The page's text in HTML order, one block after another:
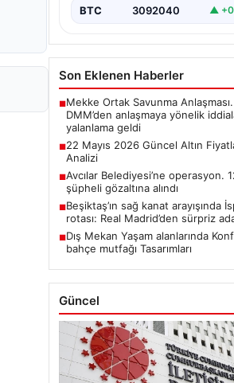
BTC 3092040 ▲
Son Eklenen Haberler
■Mekke Ortak Savunma Anlaşması.
DMM’den anlaşmaya yönelik
yalanlama geldi
■22 Mayıs 2026 Güncel Altın
Analizi
■Avcılar Belediyesi’ne operasyon.
şüpheli gözaltına alındı
■Beşiktaş’ın sağ kanat arayışında
rotası: Real Madrid’den sürpriz
■Dış Mekan Yaşam alanlarında
bahçe mutfağı Tasarımları
Güncel